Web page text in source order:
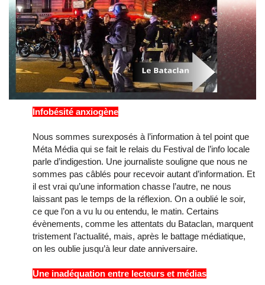
Infobésité anxiogène
Nous sommes surexposés à l’information à tel point que
Méta Média qui se fait le relais du Festival de l’info locale
parle d’indigestion. Une journaliste souligne que nous ne
sommes pas câblés pour recevoir autant d’information. Et
il est vrai qu’une information chasse l’autre, ne nous
laissant pas le temps de la réflexion. On a oublié le soir,
ce que l’on a vu lu ou entendu, le matin. Certains
évènements, comme les attentats du Bataclan, marquent
tristement l’actualité, mais, après le battage médiatique,
on les oublie jusqu’à leur date anniversaire.
Une inadéquation entre lecteurs et médias